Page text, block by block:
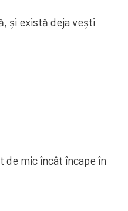
și există deja vești
mic încât încape în